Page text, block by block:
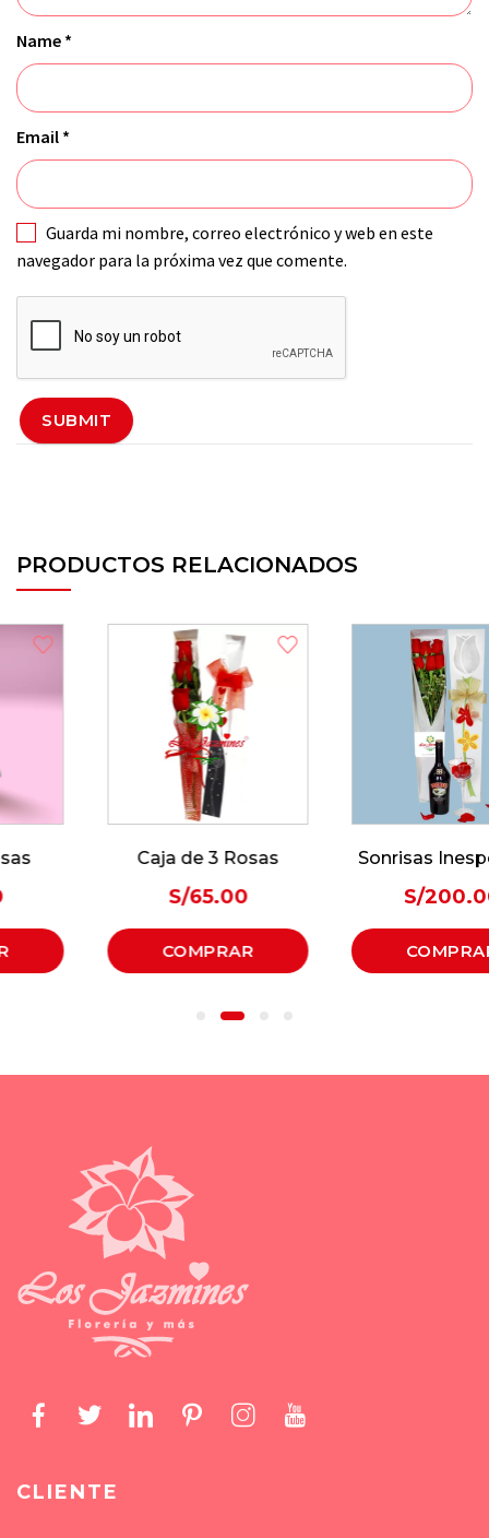
Name *
Email *
Guarda mi nombre, correo electrónico y web en este
navegador para la próxima vez que comente.
PRODUCTOS RELACIONADOS
Caja de 3 Rosas
COMPRAR
Sonrisas Inesperadas
200.00
COMPRAR
CLIENTE